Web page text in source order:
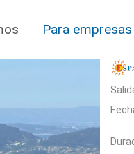
Para empresas